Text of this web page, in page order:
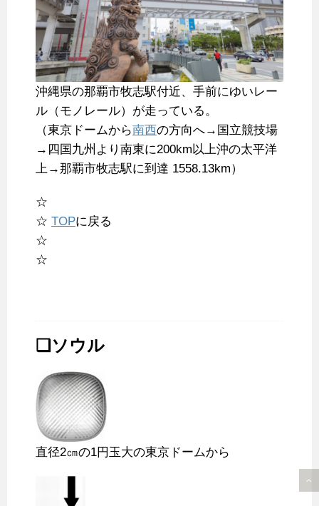
沖縄県の那覇市牧志駅付近、手前にゆいレー
ル（モノレール）が走っている。
（東京ドームから南西の方向へ→国立競技場
→四国九州より南東に200km以上沖の太平洋
上→那覇市牧志駅に到達 1558.13km）
☆
☆ TOPに戻る
☆
☆
❑ソウル
直径2㎝の1円玉大の東京ドームから